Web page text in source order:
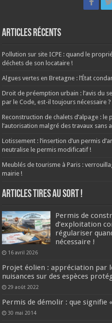
Articles récents
Pollution sur site ICPE : quand le
déchets de son locataire !
Algues vertes en Bretagne : l’État
Droit de préemption urbain : l’avis du
par le Code, est-il toujours nécessaire ?
Reconstruction de chalets d’alpage :
l’autorisation malgré des travaux sans
Lotissement : l’insertion d’un permis
neutralise le permis modificatif !
Meublés de tourisme à Paris :
mairie !
ARTICLES TIRES AU SORT !
Permis de
d’exploitation
régulariser
nécessaire !
16 avril 2026
Projet éolien : appréciation par
nuisances sur des espèces
29 août 2022
Permis de démolir : que signifie
30 mai 2014